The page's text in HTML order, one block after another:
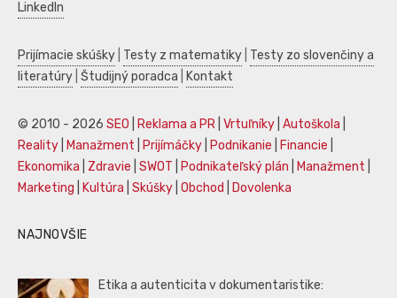
LinkedIn
Prijímacie skúšky Testy z matematiky Testy zo slovenčiny a
literatúry Študijný poradca Kontakt
© 2010 - 2026 SEO Reklama a PR Vrtuľníky Autoškola
Reality
Manažment Prijímáčky Podnikanie Financie
Ekonomika
Zdravie SWOT Podnikateľský plán Manažment
Marketing
Kultúra Skúšky Obchod Dovolenka
NAJNOVŠIE
Etika a autenticita v dokumentaristike: